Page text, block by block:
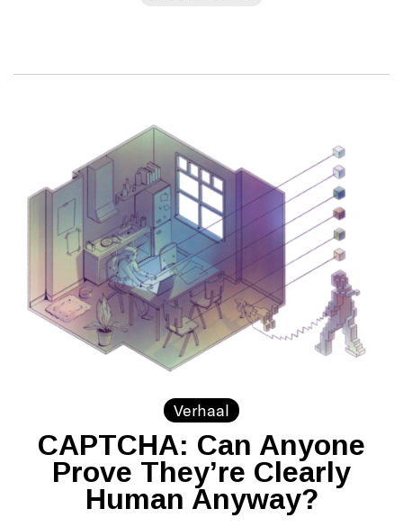
Verhaal
CAPTCHA: Can Anyone
Prove They’re Clearly
Human Anyway?